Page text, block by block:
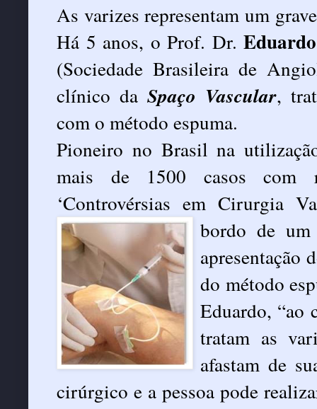
As varizes representam um
Há 5 anos, o Prof. Dr.
(Sociedade Brasileira de
clínico da Spaço Vascular,
com o método espuma.
Pioneiro no Brasil na
mais de 1500 casos com
‘Controvérsias em Cirurgia
bordo de
apresentação
do método
Eduardo, “ao
tratam as
afastam de
cirúrgico e a pessoa pode